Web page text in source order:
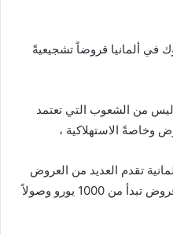
في ألمانيا قروضاً تشجيعيةً
ليس من الشعوب التي تعتمد
وخاصةً الاستهلاكية ،
تقدم العديد من العروض
المالية التي تسمح بالحصول على قروض تبدأ من 1000 يورو وصولاً